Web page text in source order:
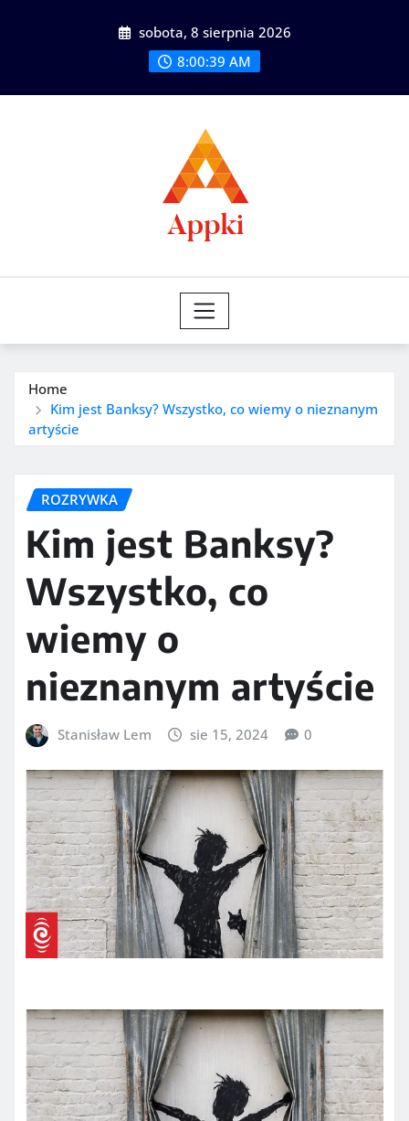
sobota, 8 sierpnia 2026
8:00:40 AM
Home
Kim jest Banksy? Wszystko, co wiemy o nieznanym
artyście
ROZRYWKA
Kim jest Banksy?
Wszystko, co
wiemy o
nieznanym artyście
Stanisław Lem sie 15, 2024 0